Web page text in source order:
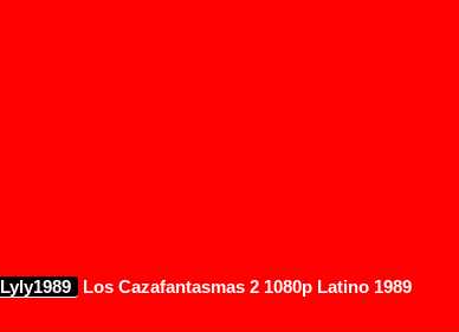
Lyly1989 Los Cazafantasmas 2 1080p Latino 1989